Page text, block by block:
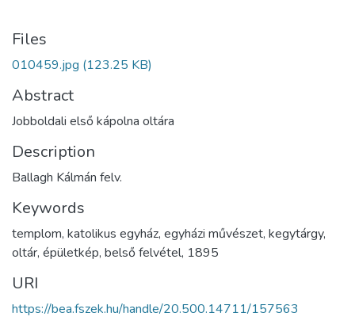
Files
010459.jpg (123.25 KB)
Abstract
Jobboldali első kápolna oltára
Description
Ballagh Kálmán felv.
Keywords
templom, katolikus egyház, egyházi művészet, kegytárgy,
oltár, épületkép, belső felvétel, 1895
URI
https://bea.fszek.hu/handle/20.500.14711/157563